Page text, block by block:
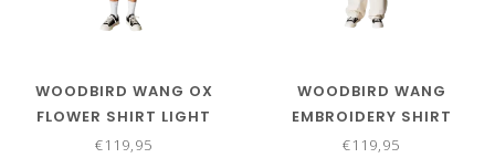
WOODBIRD WANG OX
FLOWER SHIRT LIGHT
BLUE
€119,95
WOODBIRD WANG
EMBROIDERY SHIRT
BLACK
€119,95